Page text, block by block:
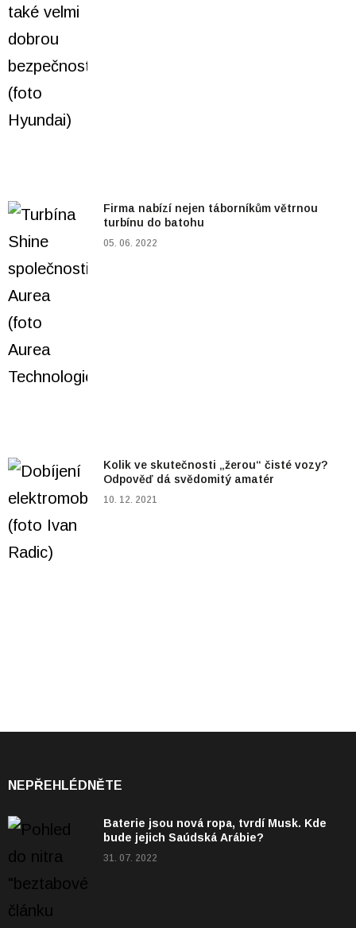
Firma nabízí nejen táborníkům větrnou
turbínu do batohu
05. 06. 2022
Kolik ve skutečnosti „žerou“ čisté vozy?
Odpověď dá svědomitý amatér
10. 12. 2021
NEPŘEHLÉDNĚTE
Baterie jsou nová ropa, tvrdí Musk. Kde
bude jejich Saúdská Arábie?
31. 07. 2022